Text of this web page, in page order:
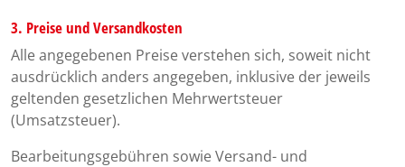
3. Preise und Versandkosten
Alle angegebenen Preise verstehen sich, soweit nicht
ausdrücklich anders angegeben, inklusive der jeweils
geltenden gesetzlichen Mehrwertsteuer
(Umsatzsteuer).
Bearbeitungsgebühren sowie Versand- und